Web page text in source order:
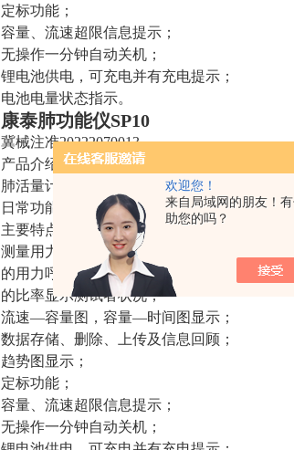
欢迎您！
来自局域网的朋友！
助您的吗？
定标功能；
容量、流速超限信息提示；
无操作一分钟自动关机；
锂电池供电，可充电并有充电提示；
电池电量状态指示。
康泰肺功能仪SP10
冀械注准20222070013
产品介绍
肺活量计是一种手持式肺功能检查设备，采
日常功能检测。
主要特点
测量用力肺活量FVC，测量用力呼气1秒量
的用力呼气流速FEF25、FEF75和从25％肺
的比率显示测试者状况；
流速—容量图，容量—时间图显示；
数据存储、删除、上传及信息回顾；
趋势图显示；
定标功能；
容量、流速超限信息提示；
无操作一分钟自动关机；